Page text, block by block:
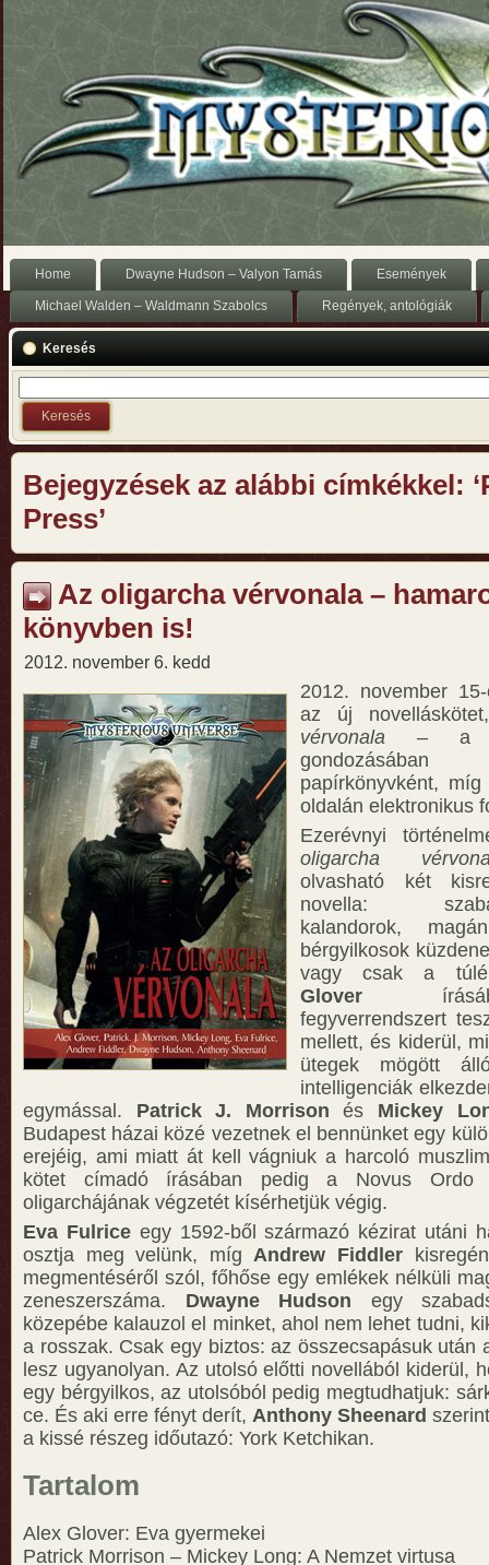
Home Dwayne Hudson – Valyon Tamás Események
Michael Walden – Waldmann Szabolcs Regények, antológiák
Keresés
Bejegyzések az alábbi címkékkel:
Press’
Az oligarcha vérvonala –
könyvben is!
2012. november 6. kedd
2012. november
az új
vérvonala – a
papírkönyvként,
oldalán elektronikus
Ezerévnyi
oligarcha
olvasható két
novella:
kalandorok,
bérgyilkosok
vagy csak a
Glover
fegyverrendszert
mellett, és kiderül,
ütegek mögött
intelligenciák
egymással. Patrick J. Morrison és Mickey
Budapest házai közé vezetnek el bennünket egy
erejéig, ami miatt át kell vágniuk a harcoló
kötet címadó írásában pedig a Novus Ordo
oligarchájának végzetét kísérhetjük végig.
Eva Fulriceegy 1592-ből származó kézirat utáni
osztja meg velünk, míg Andrew Fiddler
megmentéséről szól, főhőse egy emlékek nélküli
zeneszerszáma. Dwayne Hudson egy
közepébe kalauzol el minket, ahol nem lehet tudni,
a rosszak. Csak egy biztos: az összecsapásuk után
lesz ugyanolyan. Az utolsó előtti novellából kiderül,
egy bérgyilkos, az utolsóból pedig megtudhatjuk:
ce. És aki erre fényt derít, Anthony Sheenard
a kissé részeg időutazó: York Ketchikan.
Tartalom
Alex Glover: Eva gyermekei
Patrick Morrison – Mickey Long: A Nemzet virtusa